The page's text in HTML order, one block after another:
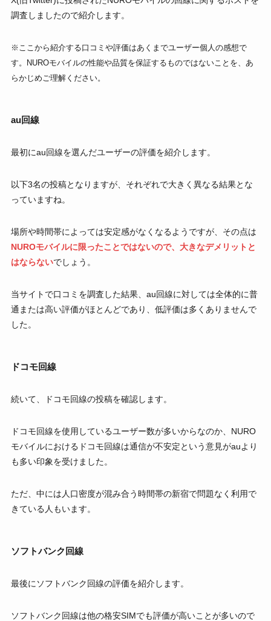
調査しましたので紹介します。
※ここから紹介する口コミや評価はあくまでユーザー個人の感想で
す。NUROモバイルの性能や品質を保証するものではないことを、あ
らかじめご理解ください。
au回線
最初にau回線を選んだユーザーの評価を紹介します。
以下3名の投稿となりますが、それぞれで大きく異なる結果とな
っていますね。
場所や時間帯によっては安定感がなくなるようですが、その点は
NUROモバイルに限ったことではないので、大きなデメリットと
はならないでしょう。
当サイトで口コミを調査した結果、au回線に対しては全体的に普
通または高い評価がほとんどであり、低評価は多くありませんで
した。
ドコモ回線
続いて、ドコモ回線の投稿を確認します。
ドコモ回線を使用しているユーザー数が多いからなのか、NURO
モバイルにおけるドコモ回線は通信が不安定という意見がauより
も多い印象を受けました。
ただ、中には人口密度が混み合う時間帯の新宿で問題なく利用で
きている人もいます。
ソフトバンク回線
最後にソフトバンク回線の評価を紹介します。
ソフトバンク回線は他の格安SIMでも評価が高いことが多いので